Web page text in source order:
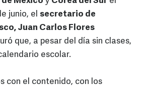
junio, el secretario de
Juan Carlos Flores
que, a pesar del día sin clases,
escolar.
con el contenido, con los